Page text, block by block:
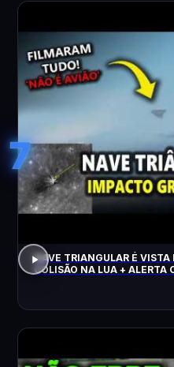
7
NAVE TRIANGULAR É VISTA
COLISÃO NA LUA + ALERTA